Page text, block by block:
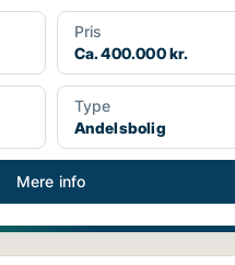
Pris
Ca. 400.000 kr.
Type
Andelsbolig
Mere info